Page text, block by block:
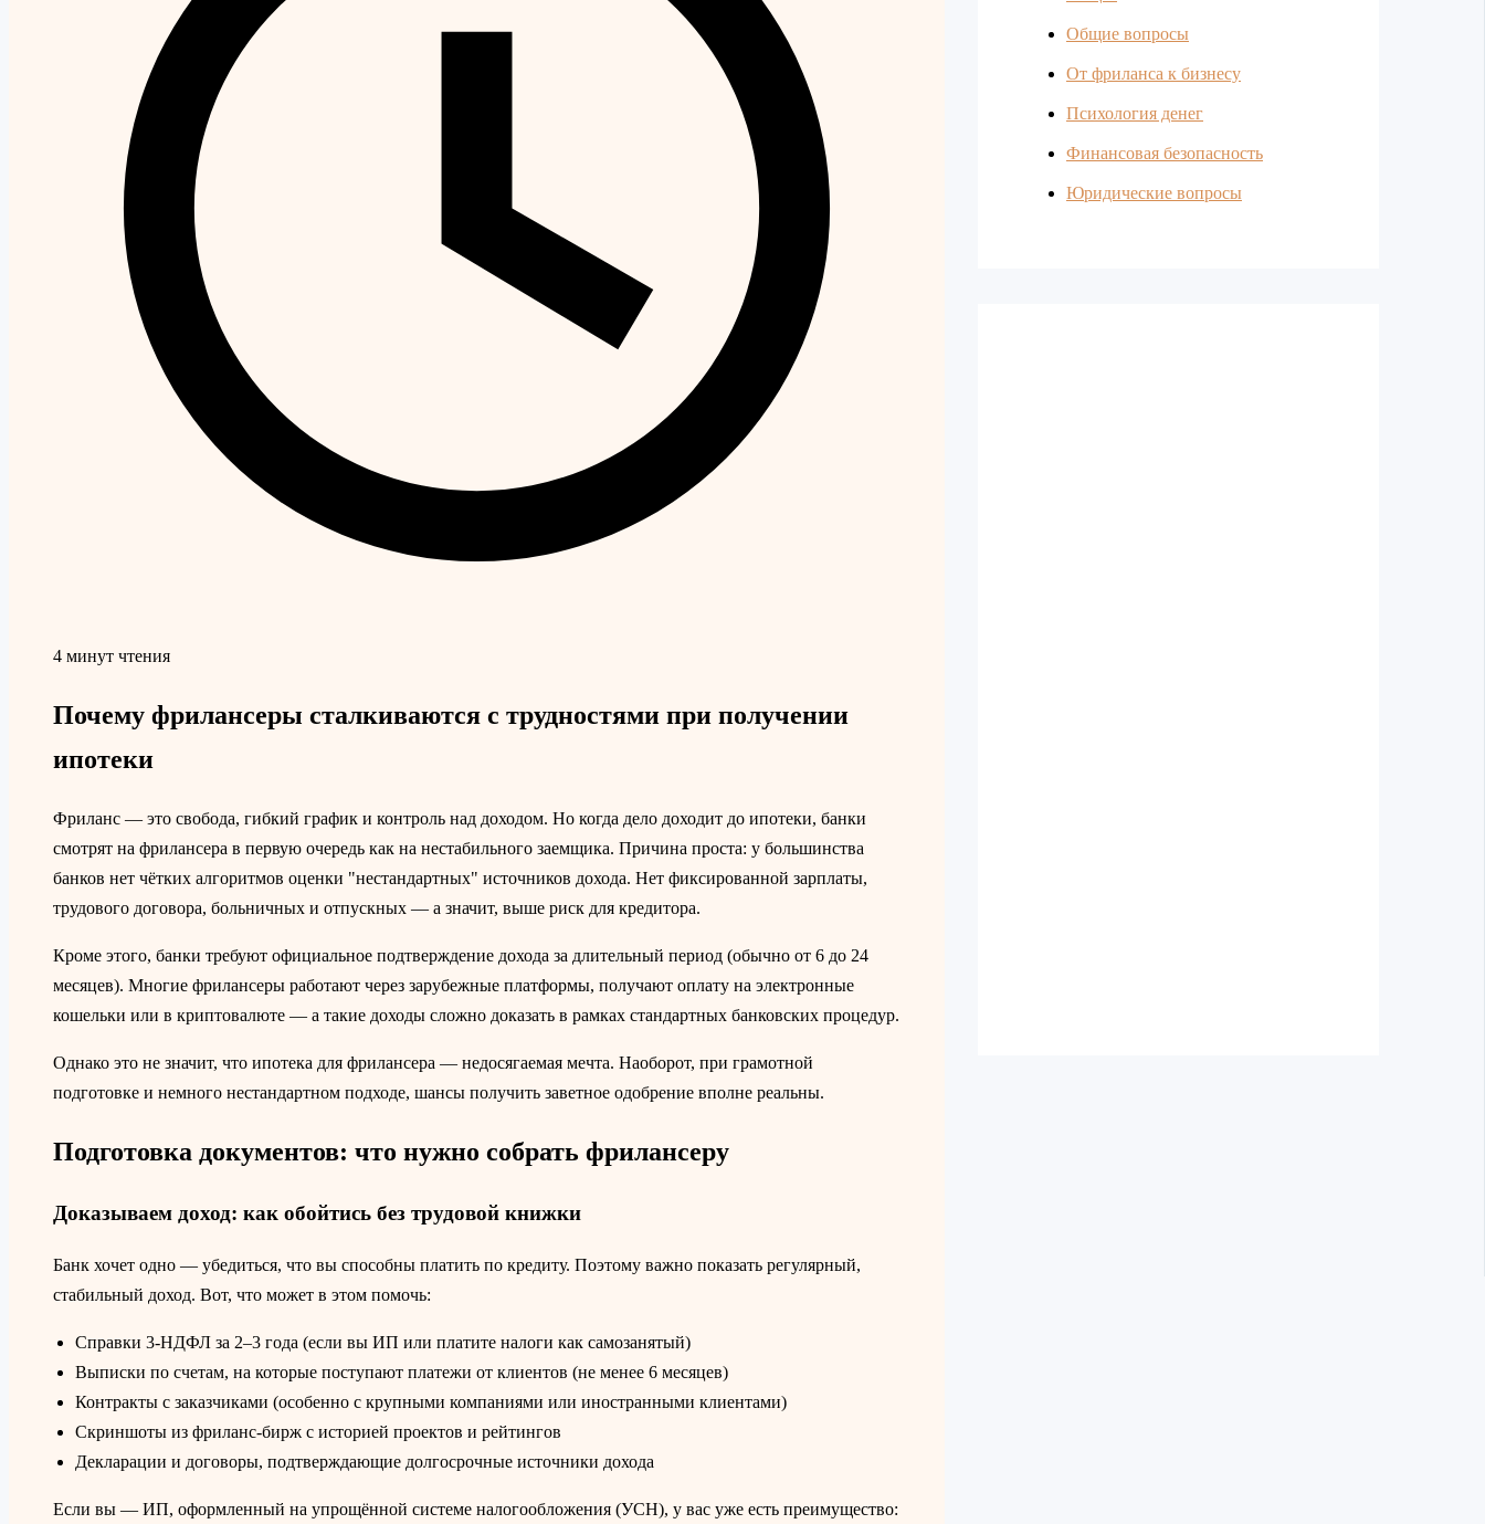
4 минут чтения
Почему фрилансеры сталкиваются с трудностями при получении
ипотеки
Фриланс — это свобода, гибкий график и контроль над доходом. Но когда дело доходит до ипотеки, банки
смотрят на фрилансера в первую очередь как на нестабильного заемщика. Причина проста: у большинства
банков нет чётких алгоритмов оценки "нестандартных" источников дохода. Нет фиксированной зарплаты,
трудового договора, больничных и отпускных — а значит, выше риск для кредитора.
Кроме этого, банки требуют официальное подтверждение дохода за длительный период (обычно от 6 до 24
месяцев). Многие фрилансеры работают через зарубежные платформы, получают оплату на электронные
кошельки или в криптовалюте — а такие доходы сложно доказать в рамках стандартных банковских процедур.
Однако это не значит, что ипотека для фрилансера — недосягаемая мечта. Наоборот, при грамотной
подготовке и немного нестандартном подходе, шансы получить заветное одобрение вполне реальны.
Подготовка документов: что нужно собрать фрилансеру
Доказываем доход: как обойтись без трудовой книжки
Банк хочет одно — убедиться, что вы способны платить по кредиту. Поэтому важно показать регулярный,
стабильный доход. Вот, что может в этом помочь:
Справки 3-НДФЛ за 2–3 года (если вы ИП или платите налоги как самозанятый)
Выписки по счетам, на которые поступают платежи от клиентов (не менее 6 месяцев)
Контракты с заказчиками (особенно с крупными компаниями или иностранными клиентами)
Скриншоты из фриланс-бирж с историей проектов и рейтингов
Декларации и договоры, подтверждающие долгосрочные источники дохода
Если вы — ИП, оформленный на упрощённой системе налогообложения (УСН), у вас уже есть преимущество:
Общие вопросы
От фриланса к бизнесу
Психология денег
Финансовая безопасность
Юридические вопросы